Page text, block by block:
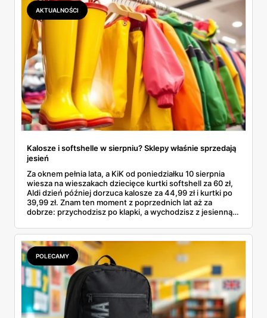
łącznie z jedną wpadką, o której za chwilę.
AKTUALNOŚCI
Kalosze i softshelle w sierpniu? Sklepy właśnie sprzedają
jesień
Za oknem pełnia lata, a KiK od poniedziałku 10 sierpnia
wiesza na wieszakach dziecięce kurtki softshell za 60 zł,
Aldi dzień później dorzuca kalosze za 44,99 zł i kurtki po
39,99 zł. Znam ten moment z poprzednich lat aż za
dobrze: przychodzisz po klapki, a wychodzisz z jesienną
pojawi się w gazetkach w przyszłym tygodniu i czy jest
sens kupować jesień, zanim skończą się wakacje.
POLECAMY